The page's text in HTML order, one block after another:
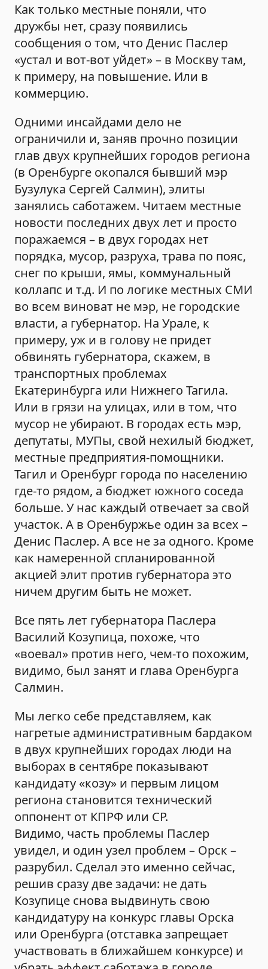
Как только местные поняли, что
дружбы нет, сразу появились
сообщения о том, что Денис Паслер
«устал и вот-вот уйдет» – в Москву там,
к примеру, на повышение. Или в
коммерцию.
Одними инсайдами дело не
ограничили и, заняв прочно позиции
глав двух крупнейших городов региона
(в Оренбурге окопался бывший мэр
Бузулука Сергей Салмин), элиты
занялись саботажем. Читаем местные
новости последних двух лет и просто
поражаемся – в двух городах нет
порядка, мусор, разруха, трава по пояс,
снег по крыши, ямы, коммунальный
коллапс и т.д. И по логике местных СМИ
во всем виноват не мэр, не городские
власти, а губернатор. На Урале, к
примеру, уж и в голову не придет
обвинять губернатора, скажем, в
транспортных проблемах
Екатеринбурга или Нижнего Тагила.
Или в грязи на улицах, или в том, что
мусор не убирают. В городах есть мэр,
депутаты, МУПы, свой нехилый бюджет,
местные предприятия-помощники.
Тагил и Оренбург города по населению
где-то рядом, а бюджет южного соседа
больше. У нас каждый отвечает за свой
участок. А в Оренбуржье один за всех –
Денис Паслер. А все не за одного. Кроме
как намеренной спланированной
акцией элит против губернатора это
ничем другим быть не может.
Все пять лет губернатора Паслера
Василий Козупица, похоже, что
«воевал» против него, чем-то похожим,
видимо, был занят и глава Оренбурга
Салмин.
Мы легко себе представляем, как
нагретые административным бардаком
в двух крупнейших городах люди на
выборах в сентябре показывают
кандидату «козу» и первым лицом
региона становится технический
оппонент от КПРФ или СР.
Видимо, часть проблемы Паслер
увидел, и один узел проблем – Орск –
разрубил. Сделал это именно сейчас,
решив сразу две задачи: не дать
Козупице снова выдвинуть свою
кандидатуру на конкурс главы Орска
или Оренбурга (отставка запрещает
участвовать в ближайшем конкурсе) и